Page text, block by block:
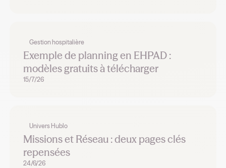
Gestion hospitalière
Exemple de planning en EHPAD :
modèles gratuits à télécharger
15/7/26
Univers Hublo
Missions et Réseau : deux pages clés
repensées
24/6/26